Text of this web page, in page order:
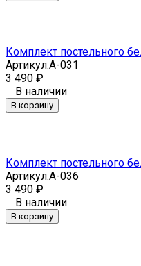
Комплект постельного
Артикул:A-031
3 490 ₽
В наличии
В корзину
Комплект постельного
Артикул:A-036
3 490 ₽
В наличии
В корзину